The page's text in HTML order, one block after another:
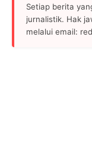
Setiap berita
jurnalistik. Hak
melalui email: